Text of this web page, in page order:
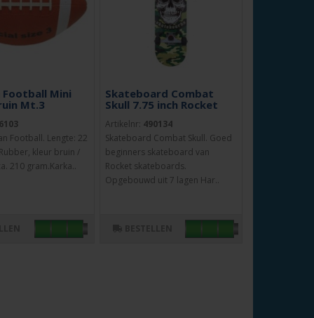
Football Mini
Mt.3
Football. Lengte: 22
kleur bruin /
210 gram.Karka..
Skateboard Combat
Skull 7.75 inch Rocket
Artikelnr: 490134
Skateboard Combat Skull. Goed
beginners skateboard van
Rocket skateboards.
Opgebouwd uit 7 lagen Har..